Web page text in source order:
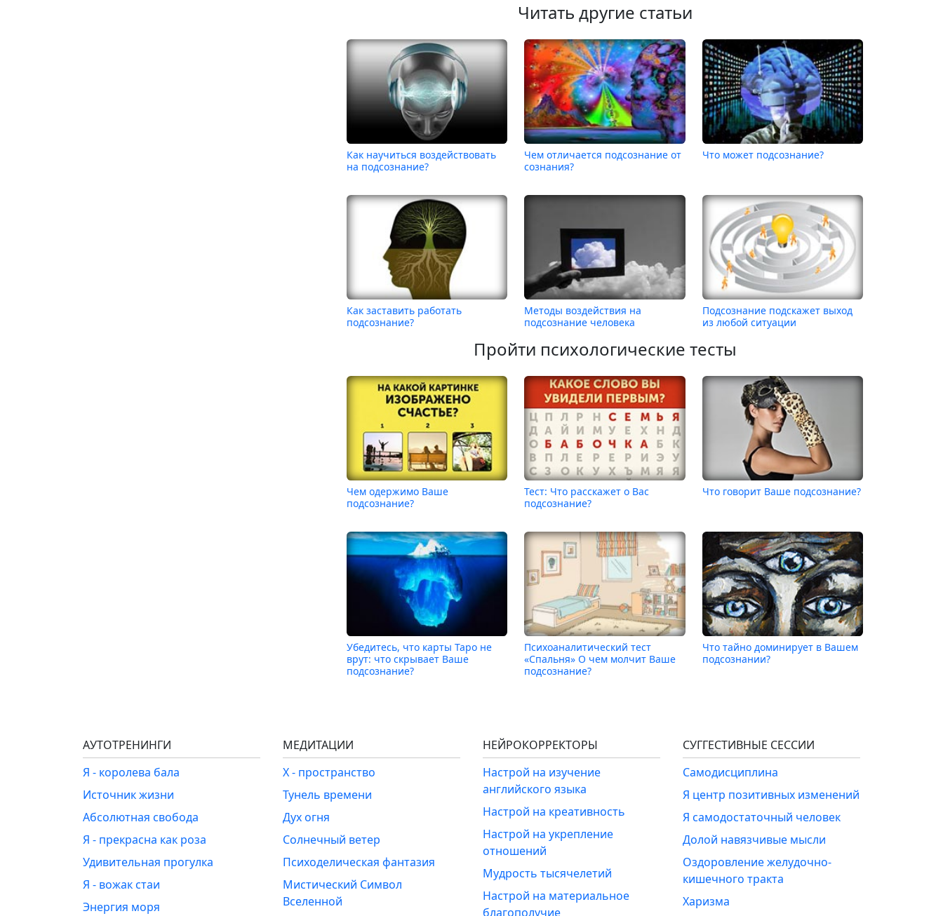
Читать другие статьи
Как научиться воздействовать
на подсознание?
Чем отличается подсознание от
сознания?
Что может подсознание?
Как заставить работать
подсознание?
Методы воздействия на
подсознание человека
Подсознание подскажет выход
из любой ситуации
Пройти психологические тесты
Чем одержимо Ваше
подсознание?
Тест: Что расскажет о Вас
подсознание?
Что говорит Ваше подсознание?
Убедитесь, что карты Таро не
врут: что скрывает Ваше
подсознание?
Психоаналитический тест
«Спальня» О чем молчит Ваше
подсознание?
Что тайно доминирует в Вашем
подсознании?
АУТОТРЕНИНГИ
Я - королева бала
Источник жизни
Абсолютная свобода
Я - прекрасна как роза
Удивительная прогулка
Я - вожак стаи
Энергия моря
МЕДИТАЦИИ
Х - пространство
Тунель времени
Дух огня
Солнечный ветер
Психоделическая фантазия
Мистический Символ
Вселенной
НЕЙРОКОРРЕКТОРЫ
Настрой на изучение
английского языка
Настрой на креативность
Настрой на укрепление
отношений
Мудрость тысячелетий
Настрой на материальное
благополучие
СУГГЕСТИВНЫЕ СЕССИИ
Самодисциплина
Я центр позитивных изменений
Я самодостаточный человек
Долой навязчивые мысли
Оздоровление желудочно-
кишечного тракта
Харизма